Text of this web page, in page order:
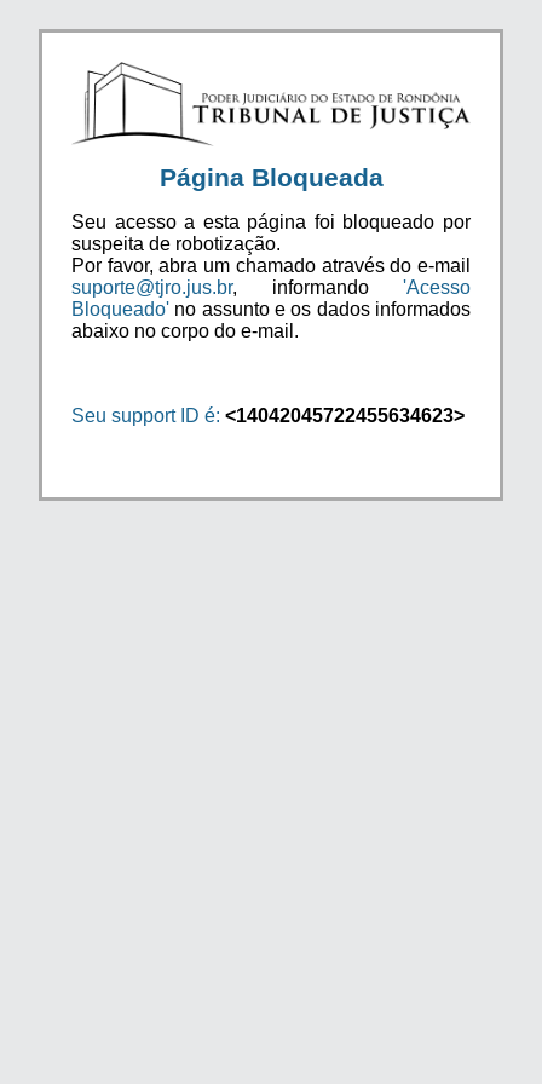
Página Bloqueada
Seu acesso a esta página foi bloqueado por
suspeita de robotização.
Por favor, abra um chamado através do e-mail
suporte@tjro.jus.br, informando 'Acesso
Bloqueado' no assunto e os dados informados
abaixo no corpo do e-mail.
Seu support ID é: <14042045722455634623>